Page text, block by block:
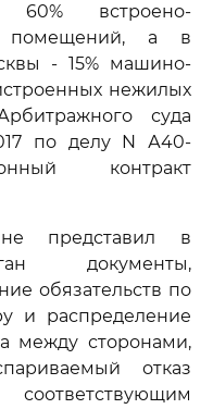
встроено-
помещений, а в
- 15% машино-
нежилых
суда
по делу N А40-
контракт
не представил в
документы,
обязательств по
и распределение
между сторонами,
отказ